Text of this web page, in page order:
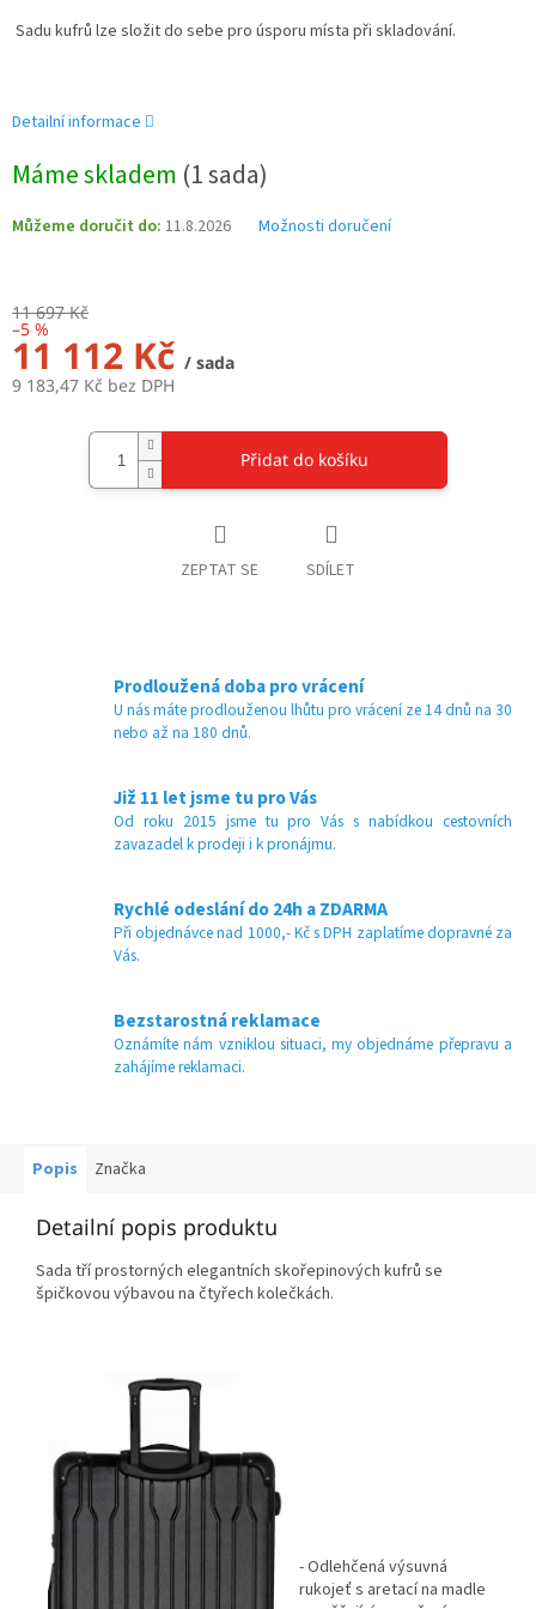
11 697 Kč
–5 %
11 112 Kč / sada
9 183,47 Kč bez DPH
Máme skladem (1 sada)
Můžeme doručit do: 11.8.2026 Možnosti doručení
Přidat do košíku
Sadu kufrů lze složit do sebe pro úsporu místa při skladování.
Detailní informace
ZEPTAT SE SDÍLET
Prodloužená doba pro vrácení
U nás máte prodlouženou lhůtu pro vrácení ze 14 dnů na 30
nebo až na 180 dnů.
Již 11 let jsme tu pro Vás
Od roku 2015 jsme tu pro Vás s nabídkou cestovních
zavazadel k prodeji i k pronájmu.
Rychlé odeslání do 24h a ZDARMA
Při objednávce nad 1000,- Kč s DPH zaplatíme dopravné za
Vás.
Bezstarostná reklamace
Oznámíte nám vzniklou situaci, my objednáme přepravu a
zahájíme reklamaci.
Popis Značka
Detailní popis produktu
Sada tří prostorných elegantních skořepinových kufrů se
špičkovou výbavou na čtyřech kolečkách.
- Odlehčená výsuvná
rukojeť s aretací na madle